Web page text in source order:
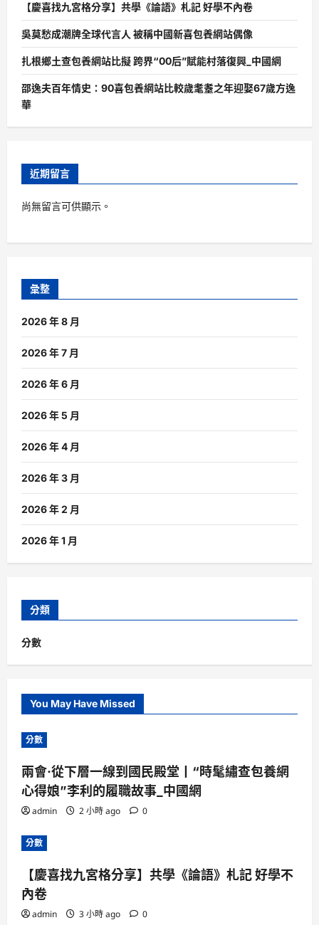
【慶喜找九宮格分享】共學《論語》札記 好學不內卷
吳莫愁成潮牌全球代言人 被稱中國新喜包養網站偶像
扎根鄉土查包養網站比擬 跨界“00后”賦能村落復興_中國網
邵逸夫百年情史：90喜包養網站比較歲耄耋之年迎娶67歲方逸
華
近期留言
尚無留言可供顯示。
彙整
2026 年 8 月
2026 年 7 月
2026 年 6 月
2026 年 5 月
2026 年 4 月
2026 年 3 月
2026 年 2 月
2026 年 1 月
分類
分數
You May Have Missed
分數
兩會·從下層一線到國民殿堂丨“時髦繡查包養網
心得娘”李利的履職故事_中國網
admin 2 小時 ago 0
分數
【慶喜找九宮格分享】共學《論語》札記 好學不
內卷
admin 3 小時 ago 0